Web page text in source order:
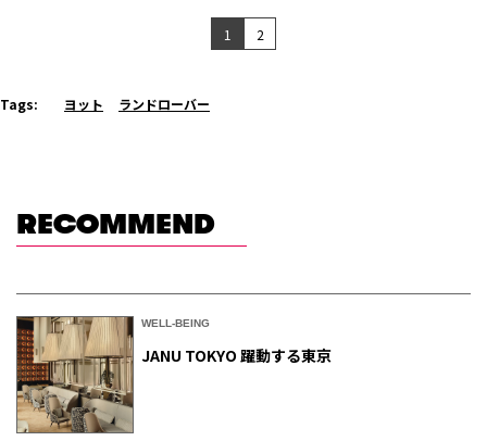
1 2
Tags: ヨット ランドローバー
RECOMMEND
WELL-BEING
JANU TOKYO 躍動する東京